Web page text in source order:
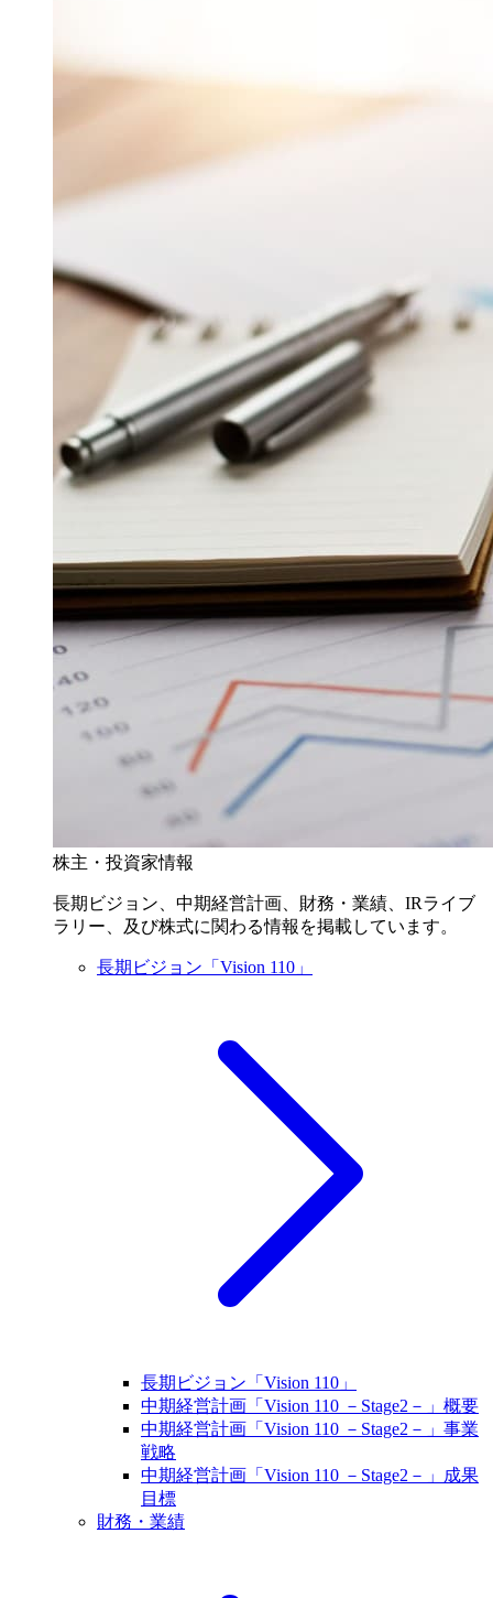
株主・投資家情報
長期ビジョン、中期経営計画、財務・業績、IRライブ
ラリー、及び株式に関わる情報を掲載しています。
長期ビジョン「Vision 110」
長期ビジョン「Vision 110」
中期経営計画「Vision 110 －Stage2－」概要
中期経営計画「Vision 110 －Stage2－」事業
戦略
中期経営計画「Vision 110 －Stage2－」成果
目標
財務・業績